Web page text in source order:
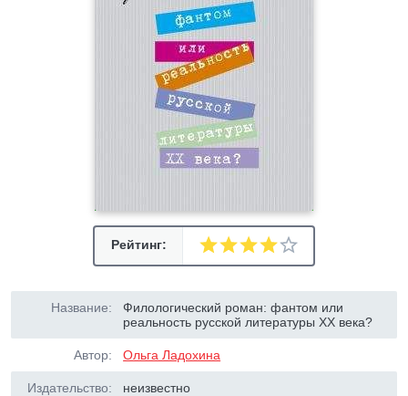
Рейтинг:
Название:
Филологический роман: фантом или
реальность русской литературы XX века?
Автор: Ольга Ладохина
Издательство: неизвестно